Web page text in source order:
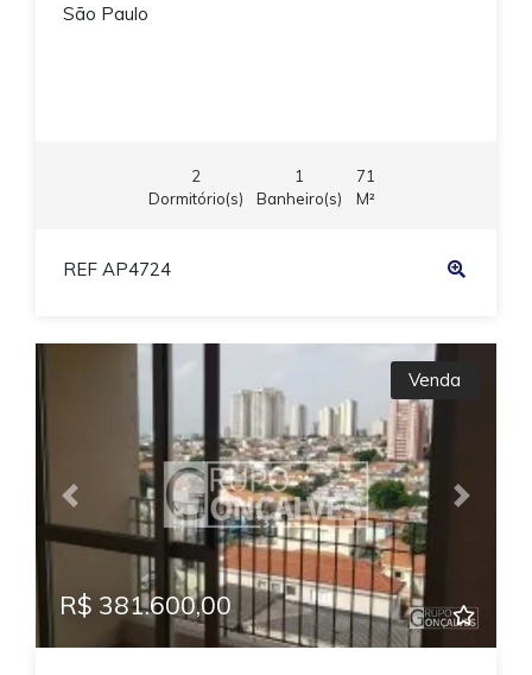
São Paulo
2
Dormitório(s)
1
Banheiro(s)
71
M²
REF AP4724
Previous Next
Venda
R$ 381.600,00